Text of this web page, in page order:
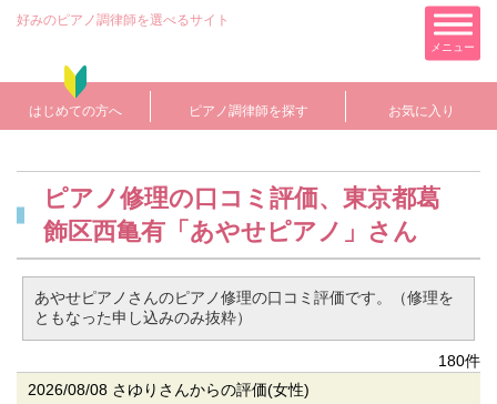
好みのピアノ調律師を選べるサイト
メニュー
はじめての方へ ピアノ調律師を探す お気に入り
ピアノ修理の口コミ評価、東京都葛
飾区西亀有「あやせピアノ」さん
あやせピアノさんのピアノ修理の口コミ評価です。（修理を
ともなった申し込みのみ抜粋）
180件
2026/08/08 さゆりさんからの評価(女性)